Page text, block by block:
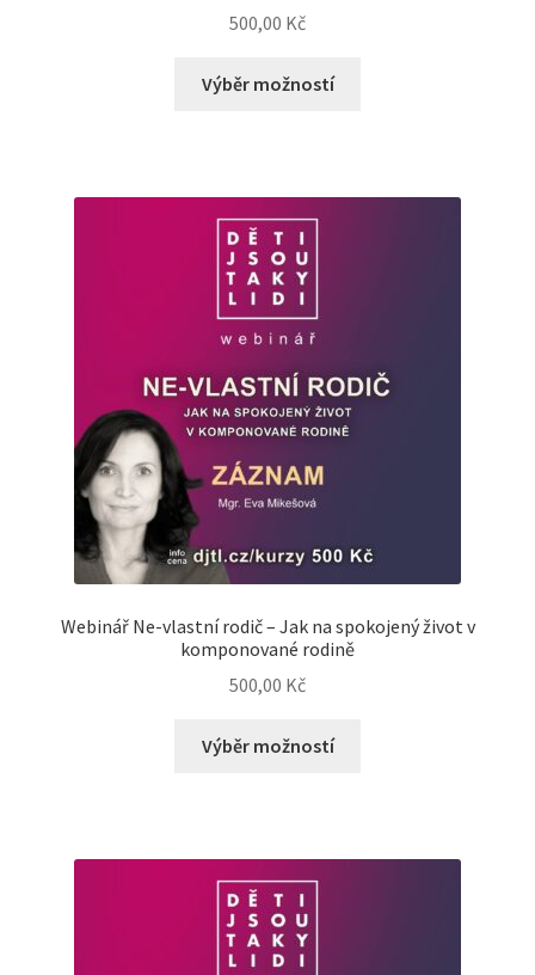
500,00 Kč
Výběr možností
Webinář Ne-vlastní rodič – Jak na spokojený život v
komponované rodině
500,00 Kč
Výběr možností